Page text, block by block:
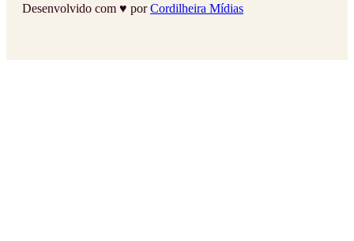
Desenvolvido com ♥ porCordilheira Mídias